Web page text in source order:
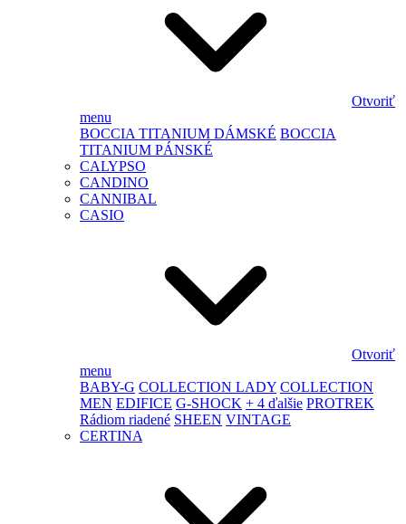
Otvoriť
menu
BOCCIA TITANIUM DÁMSKÉ BOCCIA
TITANIUM PÁNSKÉ
CALYPSO
CANDINO
CANNIBAL
CASIO
Otvoriť
menu
BABY-G COLLECTION LADY COLLECTION
MEN EDIFICE G-SHOCK + 4 ďalšie PROTREK
Rádiom riadené SHEEN VINTAGE
CERTINA